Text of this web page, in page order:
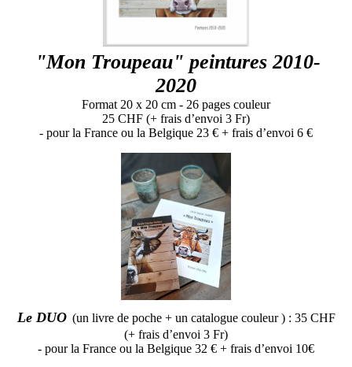
"Mon Troupeau" peintures 2010-
2020
Format 20 x 20 cm - 26 pages couleur
25 CHF (+ frais d’envoi 3 Fr)
- pour la France ou la Belgique 23 € + frais d’envoi 6 €
Le DUO (un livre de poche + un catalogue couleur ) : 35 CHF
(+ frais d’envoi 3 Fr)
- pour la France ou la Belgique 32 € + frais d’envoi 10€